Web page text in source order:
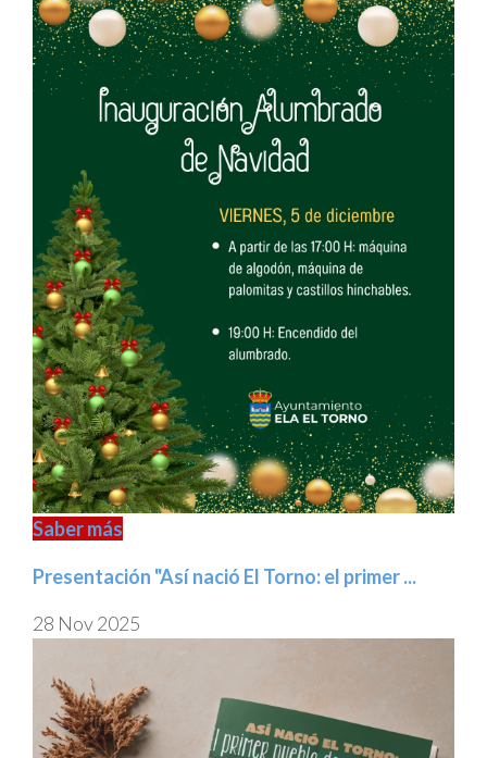
Saber más
Presentación "Así nació El Torno: el primer ...
28 Nov 2025